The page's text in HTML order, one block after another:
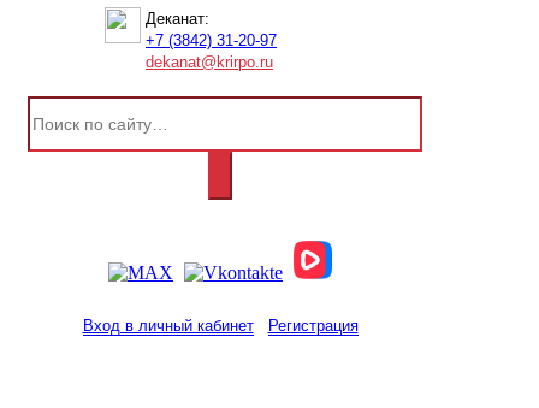
Деканат:
+7 (3842) 31-20-97
dekanat@krirpo.ru
Вход в личный кабинет Регистрация